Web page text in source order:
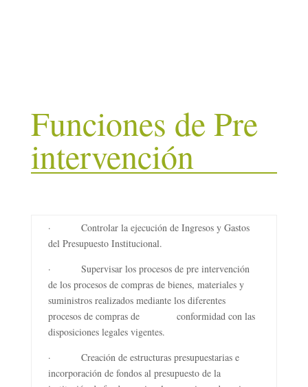
Funciones de Pre
intervención
· Controlar la ejecución de Ingresos y Gastos
del Presupuesto Institucional.
· Supervisar los procesos de pre intervención
de los procesos de compras de bienes, materiales y
suministros realizados mediante los diferentes
procesos de compras de conformidad con las
disposiciones legales vigentes.
· Creación de estructuras presupuestarias e
incorporación de fondos al presupuesto de la